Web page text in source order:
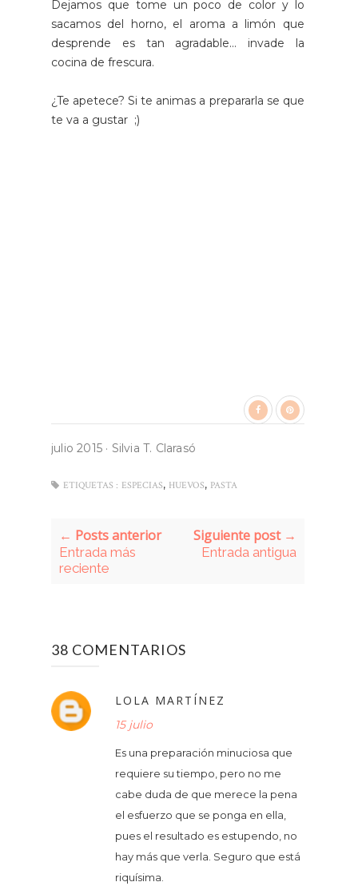
Dejamos que tome un poco de color y lo
sacamos del horno, el aroma a limón que
desprende es tan agradable... invade la
cocina de frescura.
¿Te apetece? Si te animas a prepararla se que
te va a gustar ;)
julio 2015 · Silvia T. Clarasó
ETIQUETAS : ESPECIAS, HUEVOS, PASTA
← Posts anterior
Entrada más
reciente
Siguiente post →
Entrada antigua
38 COMENTARIOS
LOLA MARTÍNEZ
15 julio
Es una preparación minuciosa que
requiere su tiempo, pero no me
cabe duda de que merece la pena
el esfuerzo que se ponga en ella,
pues el resultado es estupendo, no
hay más que verla. Seguro que está
riquísima.